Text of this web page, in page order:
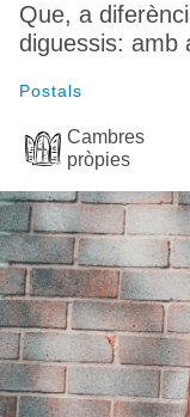
Que, a
diguessis: amb
Postals
Cambres
pròpies